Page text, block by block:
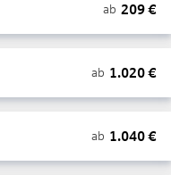
ab 209€
ab 1.020€
ab 1.040€